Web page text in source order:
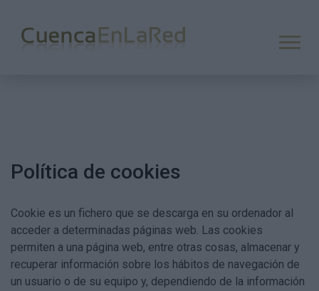
Política de cookies
Cookie es un fichero que se descarga en su ordenador al
acceder a determinadas páginas web. Las cookies
permiten a una página web, entre otras cosas, almacenar y
recuperar información sobre los hábitos de navegación de
un usuario o de su equipo y, dependiendo de la información